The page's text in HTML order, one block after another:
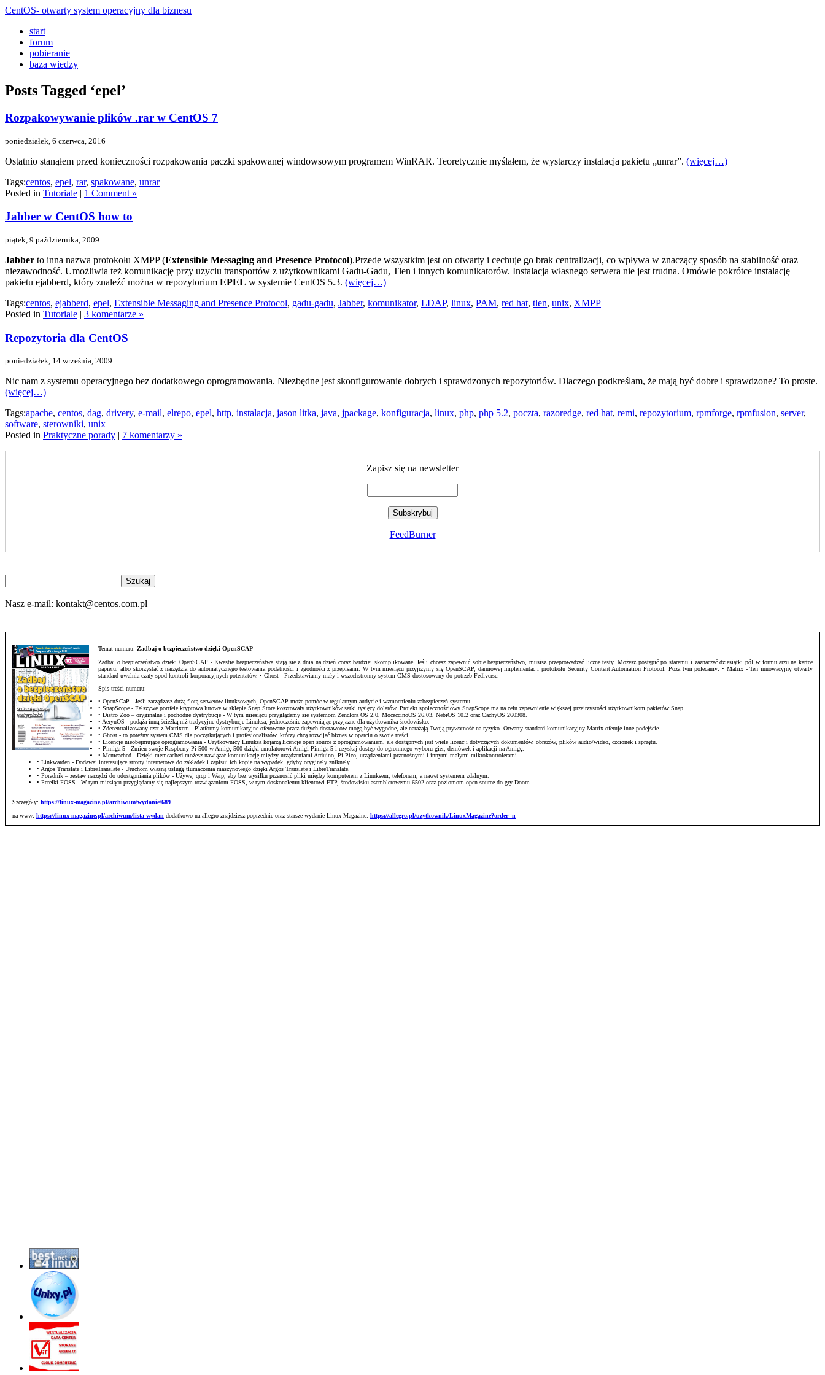
CentOS- otwarty system operacyjny dla biznesu
start
forum
pobieranie
baza wiedzy
Posts Tagged ‘epel’
Rozpakowywanie plików .rar w CentOS 7
poniedziałek, 6 czerwca, 2016
Ostatnio stanąłem przed konieczności rozpakowania paczki spakowanej windowsowym programem WinRAR. Teoretycznie myślałem, że wystarczy instalacja pakietu „unrar”. (więcej…)
Tags:centos, epel, rar, spakowane, unrar
Posted in Tutoriale | 1 Comment »
Jabber w CentOS how to
piątek, 9 października, 2009
Jabber to inna nazwa protokołu XMPP (Extensible Messaging and Presence Protocol).Przede wszystkim jest on otwarty i cechuje go brak centralizacji, co wpływa w znaczący sposób na stabilność oraz
niezawodność. Umożliwia też komunikację przy uzyciu transportów z użytkownikami Gadu-Gadu, Tlen i innych komunikatorów. Instalacja własnego serwera nie jest trudna. Omówie pokrótce instalację
pakietu ejabberd, który znaleźć można w repozytorium EPEL w systemie CentOS 5.3. (więcej…)
Tags:centos, ejabberd, epel, Extensible Messaging and Presence Protocol, gadu-gadu, Jabber, komunikator, LDAP, linux, PAM, red hat, tlen, unix, XMPP
Posted in Tutoriale | 3 komentarze »
Repozytoria dla CentOS
poniedziałek, 14 września, 2009
Nic nam z systemu operacyjnego bez dodatkowego oprogramowania. Niezbędne jest skonfigurowanie dobrych i sprawdzonych repozytoriów. Dlaczego podkreślam, że mają być dobre i sprawdzone? To proste.
(więcej…)
Tags:apache, centos, dag, drivery, e-mail, elrepo, epel, http, instalacja, jason litka, java, jpackage, konfiguracja, linux, php, php 5.2, poczta, razoredge, red hat, remi, repozytorium, rpmforge, rpmfusion, server,
software, sterowniki, unix
Posted in Praktyczne porady | 7 komentarzy »
Zapisz się na newsletter
FeedBurner
na
stronie
Nasz e-mail: kontakt@centos.com.pl
Temat numeru: Zadbaj o bezpieczeństwo dzięki OpenSCAP
Zadbaj o bezpieczeństwo dzięki OpenSCAP - Kwestie bezpieczeństwa stają się z dnia na dzień coraz bardziej skomplikowane. Jeśli chcesz zapewnić sobie bezpieczeństwo, musisz przeprowadzać liczne testy. Możesz postąpić po staremu i zaznaczać dziesiątki pól w formularzu na kartce
papieru, albo skorzystać z narzędzia do automatycznego testowania podatności i zgodności z przepisami. W tym miesiącu przyjrzymy się OpenSCAP, darmowej implementacji protokołu Security Content Automation Protocol. Poza tym polecamy: • Matrix - Ten innowacyjny otwarty
standard uwalnia czaty spod kontroli korporacyjnych potentatów. • Ghost - Przedstawiamy mały i wszechstronny system CMS dostosowany do potrzeb Fediverse.
Spis treści numeru:
• OpenSCaP - Jeśli zarządzasz dużą flotą serwerów linuksowych, OpenSCAP może pomóc w regularnym audycie i wzmocnieniu zabezpieczeń systemu.
• SnapScope - Fałszywe portfele kryptowa lutowe w sklepie Snap Store kosztowały użytkowników setki tysięcy dolarów. Projekt społecznościowy SnapScope ma na celu zapewnienie większej przejrzystości użytkownikom pakietów Snap.
• Distro Zoo – oryginalne i pochodne dystrybucje - W tym miesiącu przyglądamy się systemom Zenclora OS 2.0, MocaccinoOS 26.03, NebiOS 10.2 oraz CachyOS 260308.
• AerynOS - podąża inną ścieżką niż tradycyjne dystrybucje Linuksa, jednocześnie zapewniając przyjazne dla użytkownika środowisko.
• Zdecentralizowany czat z Matrixem - Platformy komunikacyjne oferowane przez dużych dostawców mogą być wygodne, ale narażają Twoją prywatność na ryzyko. Otwarty standard komunikacyjny Matrix oferuje inne podejście.
• Ghost - to potężny system CMS dla początkujących i profesjonalistów, którzy chcą rozwijać biznes w oparciu o swoje treści.
• Licencje nieobejmujące oprogramowania - Użytkownicy Linuksa kojarzą licencje open source z oprogramowaniem, ale dostępnych jest wiele licencji dotyczących dokumentów, obrazów, plików audio/wideo, czcionek i sprzętu.
• Pimiga 5 - Zmień swoje Raspberry Pi 500 w Amigę 500 dzięki emulatorowi Amigi Pimiga 5 i uzyskaj dostęp do ogromnego wyboru gier, demówek i aplikacji na Amigę.
• Memcached - Dzięki memcached możesz nawiązać komunikację między urządzeniami Arduino, Pi Pico, urządzeniami przenośnymi i innymi małymi mikrokontrolerami.
• Linkwarden - Dodawaj interesujące strony internetowe do zakładek i zapisuj ich kopie na wypadek, gdyby oryginały zniknęły.
• Argos Translate i LibreTranslate - Uruchom własną usługę tłumaczenia maszynowego dzięki Argos Translate i LibreTranslate.
• Poradnik – zestaw narzędzi do udostępniania plików - Używaj qrcp i Warp, aby bez wysiłku przenosić pliki między komputerem z Linuksem, telefonem, a nawet systemem zdalnym.
• Perełki FOSS - W tym miesiącu przyglądamy się najlepszym rozwiązaniom FOSS, w tym doskonałemu klientowi FTP, środowisku asemblerowemu 6502 oraz poziomom open source do gry Doom.
Szczegóły: https://linux-magazine.pl/archiwum/wydanie/689
na www: https://linux-magazine.pl/archiwum/lista-wydan dodatkowo na allegro znajdziesz poprzednie oraz starsze wydanie Linux Magazine: https://allegro.pl/uzytkownik/LinuxMagazine?order=n